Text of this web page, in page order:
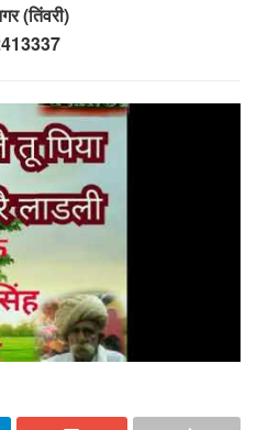
(तिंवरी)